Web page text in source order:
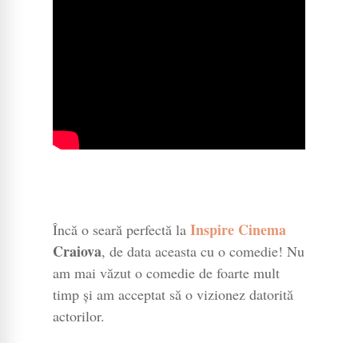
Încă o seară perfectă la Inspire Cinema
Craiova, de data aceasta cu o comedie! Nu
am mai văzut o comedie de foarte mult
timp și am acceptat să o vizionez datorită
actorilor.